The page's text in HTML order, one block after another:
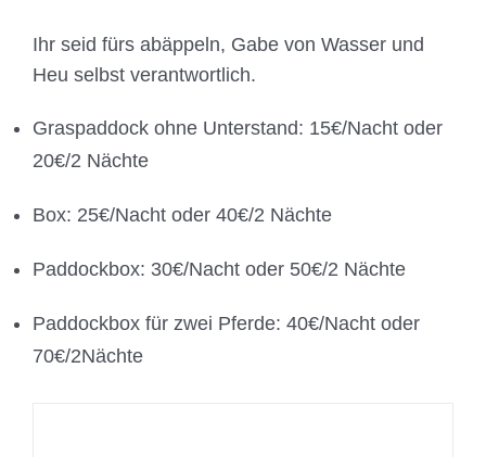
Ihr seid fürs abäppeln, Gabe von Wasser und
Heu selbst verantwortlich.
Graspaddock ohne Unterstand: 15€/Nacht oder
20€/2 Nächte
Box: 25€/Nacht oder 40€/2 Nächte
Paddockbox: 30€/Nacht oder 50€/2 Nächte
Paddockbox für zwei Pferde: 40€/Nacht oder
70€/2Nächte